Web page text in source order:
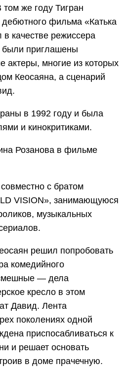
же году Тигран
фильма «Катька
качестве режиссера
были приглашены
актеры, многие из которых
Кеосаяна, а сценарий
в 1992 году и была
и кинокритиками.
Розанова в фильме
с братом
VISION», занимающуюся
музыкальных
решил попробовать
комедийного
— дела
кресло в этом
Давид. Лента
поколениях одной
приспосабливаться к
и решает основать
в доме прачечную.